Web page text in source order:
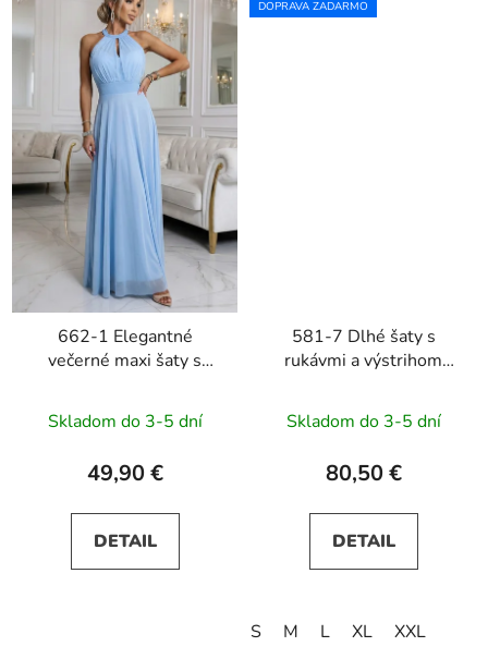
662-1 Elegantné
večerné maxi šaty s
- svetlomodré
Skladom do 3-5 dní
49,90 €
DETAIL
DOPRAVA ZADARMO
581-7 Dlhé šaty s
rukávmi a výstrihom
Skladom do 3-5 dní
80,50 €
DETAIL
S M L XL XXL